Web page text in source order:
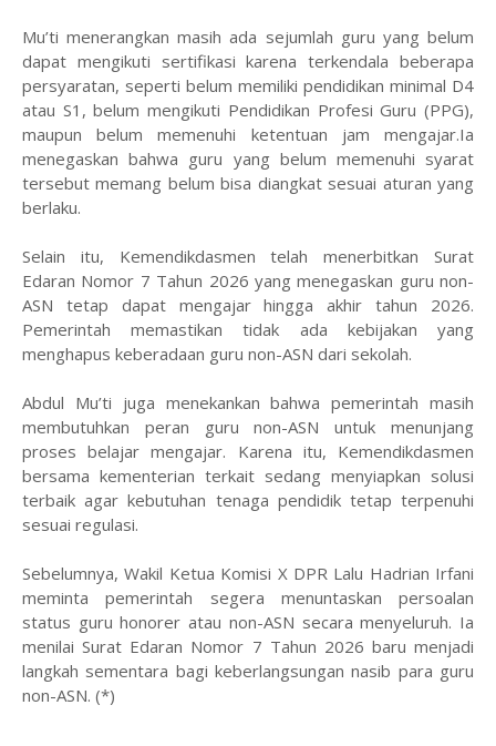
Mu’ti menerangkan masih ada sejumlah guru yang belum
dapat mengikuti sertifikasi karena terkendala beberapa
persyaratan, seperti belum memiliki pendidikan minimal D4
atau S1, belum mengikuti Pendidikan Profesi Guru (PPG),
maupun belum memenuhi ketentuan jam mengajar.Ia
menegaskan bahwa guru yang belum memenuhi syarat
tersebut memang belum bisa diangkat sesuai aturan yang
berlaku.
Selain itu, Kemendikdasmen telah menerbitkan Surat
Edaran Nomor 7 Tahun 2026 yang menegaskan guru non-
ASN tetap dapat mengajar hingga akhir tahun 2026.
Pemerintah memastikan tidak ada kebijakan yang
menghapus keberadaan guru non-ASN dari sekolah.
Abdul Mu’ti juga menekankan bahwa pemerintah masih
membutuhkan peran guru non-ASN untuk menunjang
proses belajar mengajar. Karena itu, Kemendikdasmen
bersama kementerian terkait sedang menyiapkan solusi
terbaik agar kebutuhan tenaga pendidik tetap terpenuhi
sesuai regulasi.
Sebelumnya, Wakil Ketua Komisi X DPR Lalu Hadrian Irfani
meminta pemerintah segera menuntaskan persoalan
status guru honorer atau non-ASN secara menyeluruh. Ia
menilai Surat Edaran Nomor 7 Tahun 2026 baru menjadi
langkah sementara bagi keberlangsungan nasib para guru
non-ASN. (*)